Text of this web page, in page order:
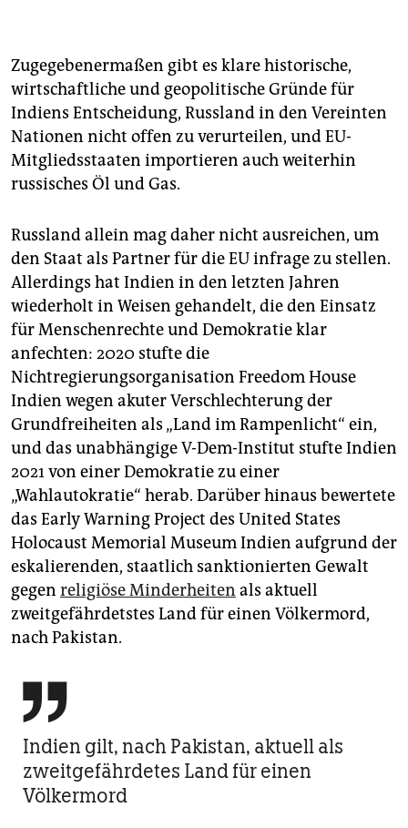
Zugegebenermaßen gibt es klare historische,
wirtschaftliche und geopolitische Gründe für
Indiens Entscheidung, Russland in den Vereinten
Nationen nicht offen zu verurteilen, und EU-
Mitgliedsstaaten importieren auch weiterhin
russisches Öl und Gas.
Russland allein mag daher nicht ausreichen, um
den Staat als Partner für die EU infrage zu stellen.
Allerdings hat Indien in den letzten Jahren
wiederholt in Weisen gehandelt, die den Einsatz
für Menschenrechte und Demokratie klar
anfechten: 2020 stufte die
Nichtregierungsorganisation Freedom House
Indien wegen akuter Verschlechterung der
Grundfreiheiten als „Land im Rampenlicht“ ein,
und das unabhängige V-Dem-Institut stufte Indien
2021 von einer Demokratie zu einer
„Wahlautokratie“ herab. Darüber hinaus bewertete
das Early Warning Project des United States
Holocaust Memorial Museum Indien aufgrund der
eskalierenden, staatlich sanktionierten Gewalt
gegen religiöse Minderheiten als aktuell
zweitgefährdetstes Land für einen Völkermord,
nach Pakistan.

Indien gilt, nach Pakistan, aktuell als
zweitgefährdetes Land für einen
Völkermord